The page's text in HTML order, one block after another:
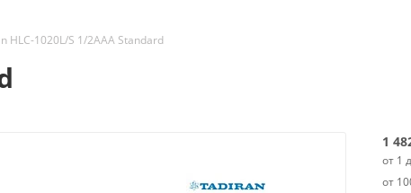
HLC-1020L/S 1/2AAA Standard
1
от 1
от